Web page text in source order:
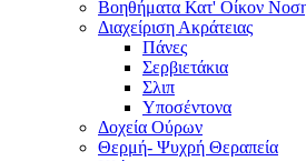
Βοηθήματα Κατ' Οίκον
Διαχείριση Ακράτειας
Πάνες
Σερβιετάκια
Σλιπ
Υποσέντονα
Δοχεία Ούρων
Θερμή- Ψυχρή Θεραπεία